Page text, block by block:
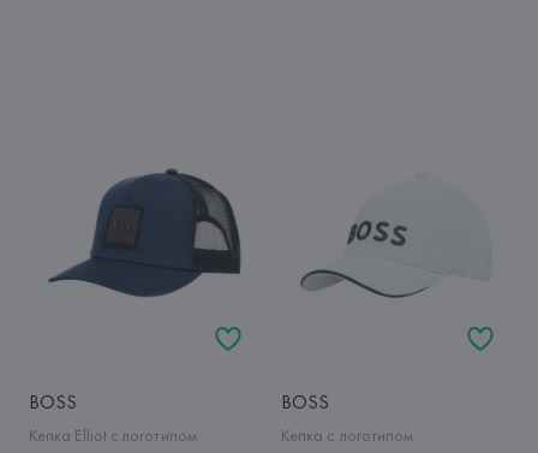
BOSS
Кепка Elliot с логотипом
BOSS
Кепка с логотипом